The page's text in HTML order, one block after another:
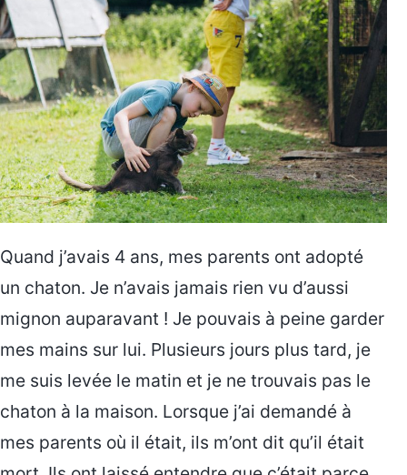
Quand j’avais 4 ans, mes parents ont adopté
un chaton. Je n’avais jamais rien vu d’aussi
mignon auparavant ! Je pouvais à peine garder
mes mains sur lui. Plusieurs jours plus tard, je
me suis levée le matin et je ne trouvais pas le
chaton à la maison. Lorsque j’ai demandé à
mes parents où il était, ils m’ont dit qu’il était